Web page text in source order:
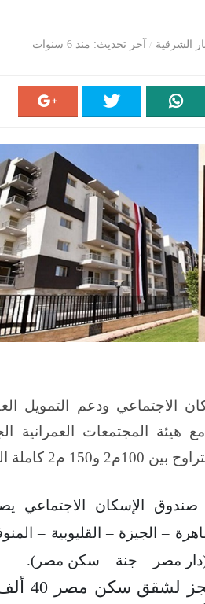
الشرقية آخر تحديث منذ 6 سنوات
الاجتماعي ودعم التمويل
مع هيئة المجتمعات
تبدأ من 364 ألف جنيه.
– الجيزة – القليوبية –
(دار مصر – جنة – سكن مصر).